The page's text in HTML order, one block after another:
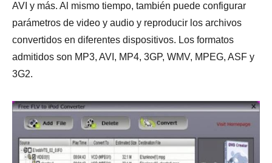
AVI y más. Al mismo tiempo, también puede configurar
parámetros de video y audio y reproducir los archivos
convertidos en diferentes dispositivos. Los formatos
admitidos son MP3, AVI, MP4, 3GP, WMV, MPEG, ASF y
3G2.